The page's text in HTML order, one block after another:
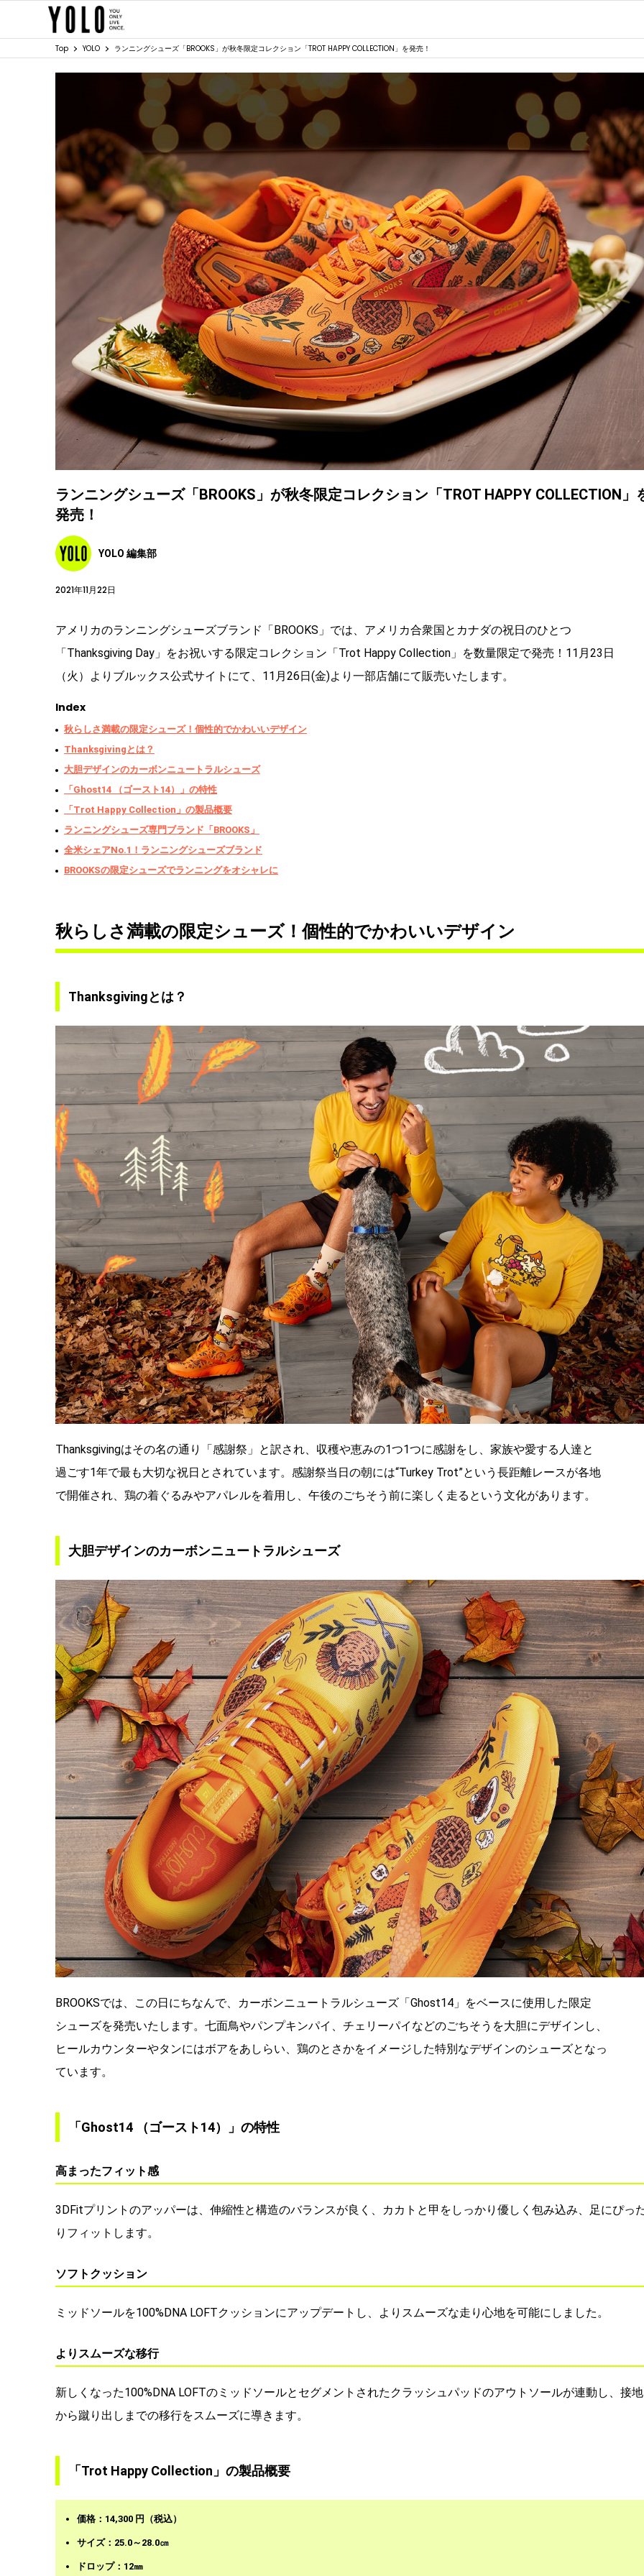
Top YOLO ランニングシューズ「BROOKS」が秋冬限定コレクション「TROT HAPPY COLLECTION」を発売！
ランニングシューズ「BROOKS」が秋冬限定コレクション「TROT HAPPY COLLECTION」
発売！
YOLO 編集部
2021年11月22日
アメリカのランニングシューズブランド「BROOKS」では、アメリカ合衆国とカナダの祝日のひとつ
「Thanksgiving Day」をお祝いする限定コレクション「Trot Happy Collection」を数量限定で発売！11月23日
（火）よりブルックス公式サイトにて、11月26日(金)より一部店舗にて販売いたします。
Index
秋らしさ満載の限定シューズ！個性的でかわいいデザイン
Thanksgivingとは？
大胆デザインのカーボンニュートラルシューズ
「Ghost14 （ゴースト14）」の特性
「Trot Happy Collection」の製品概要
ランニングシューズ専門ブランド「BROOKS」
全米シェアNo.1！ランニングシューズブランド
BROOKSの限定シューズでランニングをオシャレに
秋らしさ満載の限定シューズ！個性的でかわいいデザイン
Thanksgivingとは？
Thanksgivingはその名の通り「感謝祭」と訳され、収穫や恵みの1つ1つに感謝をし、家族や愛する人達と
過ごす1年で最も大切な祝日とされています。感謝祭当日の朝には“Turkey Trot”という長距離レースが各地
で開催され、鶏の着ぐるみやアパレルを着用し、午後のごちそう前に楽しく走るという文化があります。
大胆デザインのカーボンニュートラルシューズ
BROOKSでは、この日にちなんで、カーボンニュートラルシューズ「Ghost14」をベースに使用した限定
シューズを発売いたします。七面鳥やパンプキンパイ、チェリーパイなどのごちそうを大胆にデザインし、
ヒールカウンターやタンにはボアをあしらい、鶏のとさかをイメージした特別なデザインのシューズとなっ
ています。
「Ghost14 （ゴースト14）」の特性
高まったフィット感
3DFitプリントのアッパーは、伸縮性と構造のバランスが良く、カカトと甲をしっかり優しく包み込み、足にぴっ
りフィットします。
ソフトクッション
ミッドソールを100%DNA LOFTクッションにアップデートし、よりスムーズな走り心地を可能にしました。
よりスムーズな移行
新しくなった100%DNA LOFTのミッドソールとセグメントされたクラッシュパッドのアウトソールが連動し、接地
から蹴り出しまでの移行をスムーズに導きます。
「Trot Happy Collection」の製品概要
価格：14,300 円（税込）
サイズ：25.0～28.0㎝
ドロップ：12㎜